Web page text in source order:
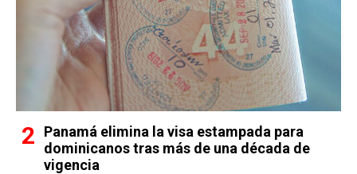
Panamá elimina la visa estampada para
dominicanos tras más de una década de
vigencia